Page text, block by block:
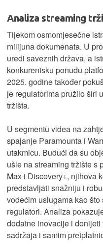
Analiza streaming
Tijekom osmomjesečne
milijuna dokumenata. U
uredi saveznih država, a
konkurentsku ponudu
2025. godine također
je regulatorima pružilo širi
tržišta.
U segmentu videa na
spajanje Paramounta i
utakmicu. Budući da su
ušle na streaming tržište s
Max i Discovery+, njihova
predstavljati snažniju i
vodećim uslugama kao
regulatori. Analiza
dodatne inovacije i
sadržaja i samim